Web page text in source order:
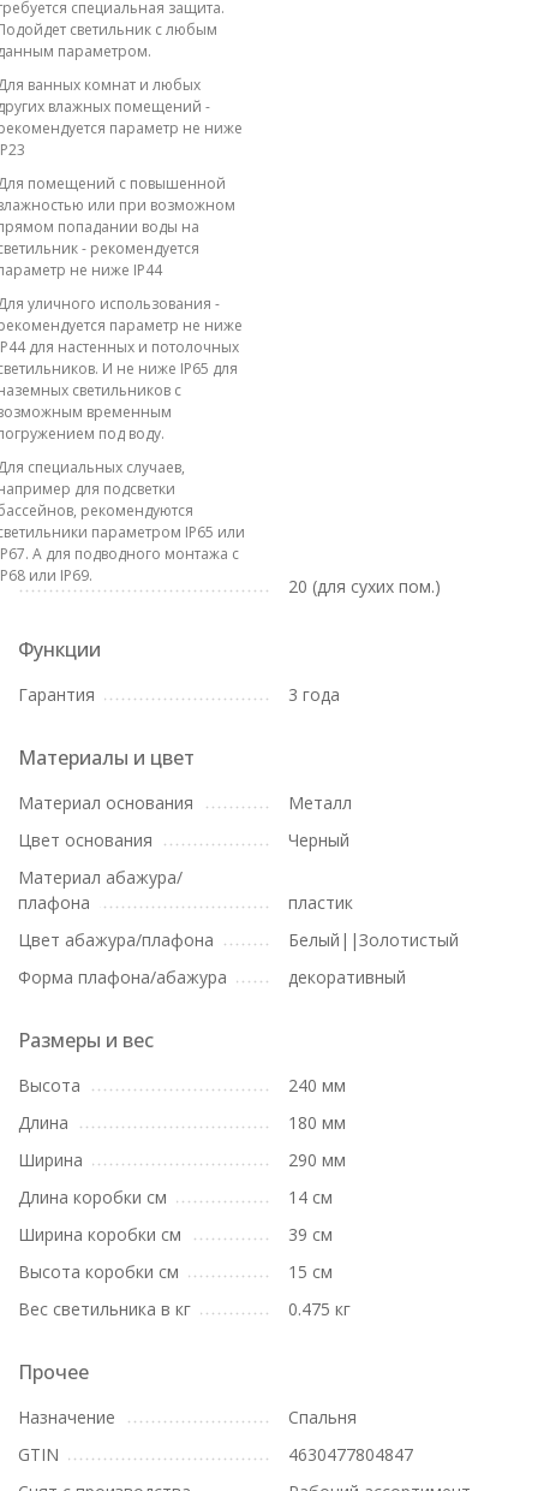
специальная защита.
светильник с любым
параметром.
ванных комнат и любых
влажных помещений -
параметр не ниже
помещений с повышенной
или при возможном
попадании воды на
- рекомендуется
не ниже IP44
уличного использования -
параметр не ниже
для настенных и потолочных
И не ниже IP65 для
светильников с
временным
под воду.
специальных случаев,
для подсветки
рекомендуются
параметром IP65 или
А для подводного монтажа с
или IP69.
20 (для сухих пом.)
Функции
Гарантия 3 года
Материалы и цвет
Материал основания
Металл
Цвет основания
Черный
Материал абажура/
плафона
пластик
Цвет абажура/плафона
Белый||Золотистый
Форма плафона/абажура
декоративный
Размеры и вес
Высота
240 мм
Длина
180 мм
Ширина
290 мм
Длина коробки см
14 см
Ширина коробки см
39 см
Высота коробки см
15 см
Вес светильника в кг
0.475 кг
Прочее
Назначение
Спальня
GTIN
4630477804847